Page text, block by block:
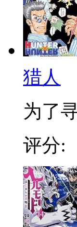
猎人
为了
评分: